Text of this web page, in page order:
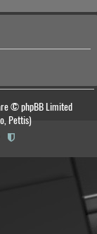
© phpBB Limited
Pettis)